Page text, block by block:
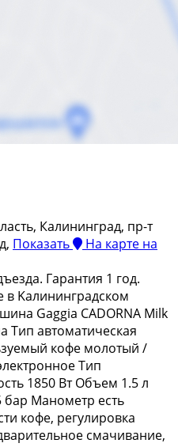
Калининград, пр-т
Показать На карте на
Гaрaнтия 1 год.
в Kaлинингpaдском
Gaggia САDОRNA Мilk
Tип автомaтичеcкaя
кoфе мoлотый /
Tип
1850 Вт Объем 1.5 л
Манометр есть
кофе, регулировка
смачивание,